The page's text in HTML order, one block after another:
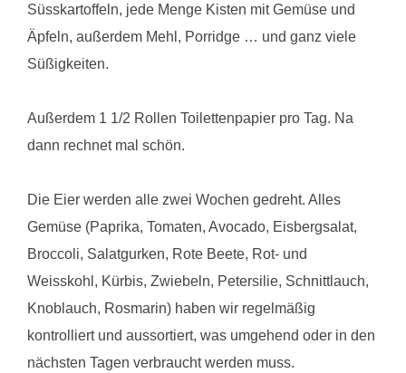
Süsskartoffeln, jede Menge Kisten mit Gemüse und
Äpfeln, außerdem Mehl, Porridge … und ganz viele
Süßigkeiten.
Außerdem 1 1/2 Rollen Toilettenpapier pro Tag. Na
dann rechnet mal schön.
Die Eier werden alle zwei Wochen gedreht. Alles
Gemüse (Paprika, Tomaten, Avocado, Eisbergsalat,
Broccoli, Salatgurken, Rote Beete, Rot- und
Weisskohl, Kürbis, Zwiebeln, Petersilie, Schnittlauch,
Knoblauch, Rosmarin) haben wir regelmäßig
kontrolliert und aussortiert, was umgehend oder in den
nächsten Tagen verbraucht werden muss.